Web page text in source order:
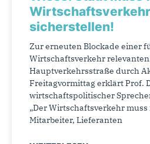
Wirtschaftsverkehr
sicherstellen!
Zur erneuten Blockade einer
Wirtschaftsverkehr relevanten
Hauptverkehrsstraße durch
Freitagvormittag erklärt Prof.
wirtschaftspolitischer
„Der Wirtschaftsverkehr
Mitarbeiter, Lieferanten